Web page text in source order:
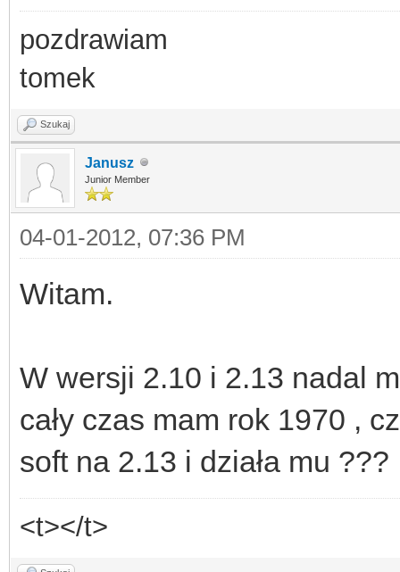
pozdrawiam
tomek
Szukaj
Janusz
Junior Member
04-01-2012, 07:36 PM
Witam.
W wersji 2.10 i 2.13 nadal
cały czas mam rok 1970 ,
soft na 2.13 i działa mu ???
<t></t>